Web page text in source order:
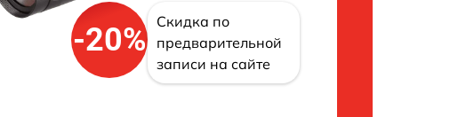
-20%
Скидка по
предварительной
записи на сайте